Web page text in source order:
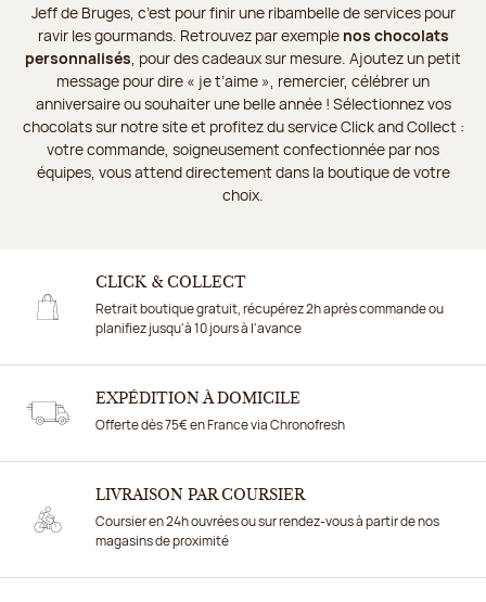
Jeff de Bruges, c’est pour finir une ribambelle de services pour
ravir les gourmands. Retrouvez par exemple nos chocolats
personnalisés, pour des cadeaux sur mesure. Ajoutez un petit
message pour dire « je t’aime », remercier, célébrer un
anniversaire ou souhaiter une belle année ! Sélectionnez vos
chocolats sur notre site et profitez du service Click and Collect :
votre commande, soigneusement confectionnée par nos
équipes, vous attend directement dans la boutique de votre
choix.
CLICK & COLLECT
Retrait boutique gratuit, récupérez 2h après commande ou
planifiez jusqu'à 10 jours à l'avance
EXPÉDITION À DOMICILE
Offerte dès 75€ en France via Chronofresh
LIVRAISON PAR COURSIER
Coursier en 24h ouvrées ou sur rendez-vous à partir de nos
magasins de proximité